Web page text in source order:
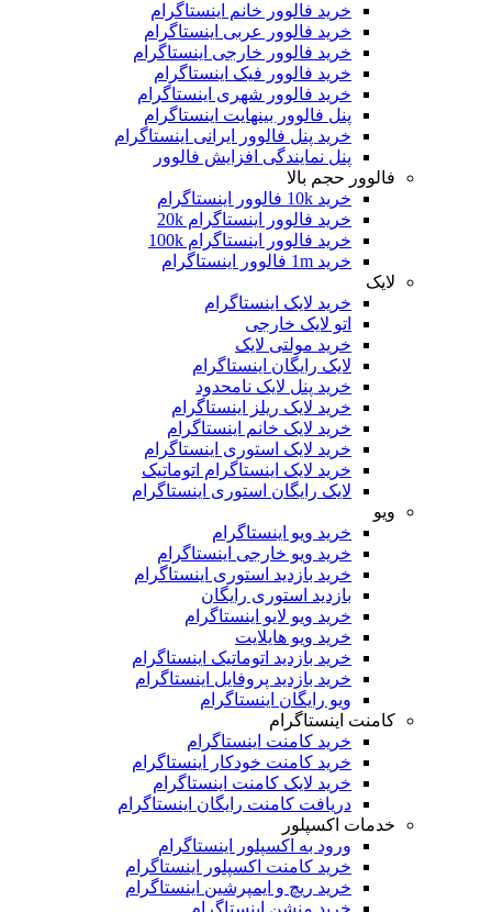
خرید فالوور خانم اینستاگرام
خرید فالوور عربی اینستاگرام
خرید فالوور خارجی اینستاگرام
خرید فالوور فیک اینستاگرام
خرید فالوور شهری اینستاگرام
پنل فالوور بینهایت اینستاگرام
خرید پنل فالوور ایرانی اینستاگرام
پنل نمایندگی افزایش فالوور
فالوور حجم بالا
خرید فالوور اینستاگرام 20k
خرید فالوور اینستاگرام 100k
خرید لایک اینستاگرام
اتو لایک خارجی
خرید مولتی لایک
لایک رایگان اینستاگرام
خرید پنل لایک نامحدود
خرید لایک ریلز اینستاگرام
خرید لایک خانم اینستاگرام
خرید لایک استوری اینستاگرام
خرید لایک اینستاگرام اتوماتیک
لایک رایگان استوری اینستاگرام
خرید ویو اینستاگرام
خرید ویو خارجی اینستاگرام
خرید بازدید استوری اینستاگرام
بازدید استوری رایگان
خرید ویو لایو اینستاگرام
خرید ویو هایلایت
خرید بازدید اتوماتیک اینستاگرام
خرید بازدید پروفایل اینستاگرام
ویو رایگان اینستاگرام
کامنت اینستاگرام
خرید کامنت اینستاگرام
خرید کامنت خودکار اینستاگرام
خرید لایک کامنت اینستاگرام
دریافت کامنت رایگان اینستاگرام
خدمات اکسپلور
ورود به اکسپلور اینستاگرام
خرید کامنت اکسپلور اینستاگرام
خرید ریچ و ایمپرشین اینستاگرام
خرید منشن اینستاگرام